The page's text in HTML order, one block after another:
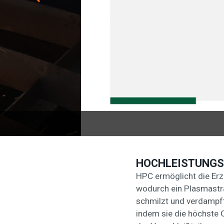
HPC ermöglicht die
wodurch ein
schmilzt und
indem sie die höchste